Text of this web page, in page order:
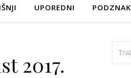
UPOREDNI PODZNAK
2017.